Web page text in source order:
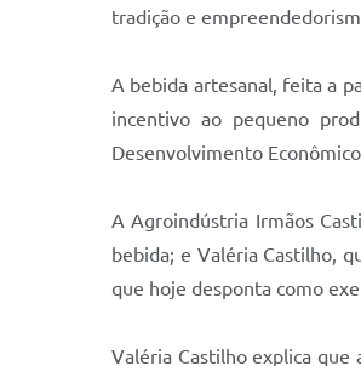
tradição e
A bebida artesanal, feita a
incentivo ao pequeno
Desenvolvimento
A Agroindústria Irmãos
bebida; e Valéria Castilho,
que hoje desponta como
Valéria Castilho explica